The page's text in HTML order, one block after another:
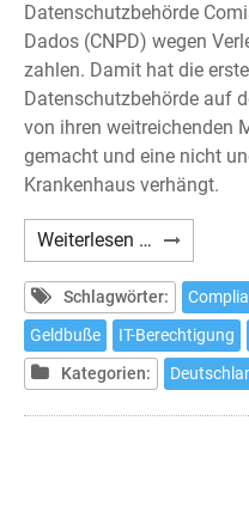
Datenschutzbehörde
Dados (CNPD) wegen
zahlen. Damit hat die
Datenschutzbehörde auf
von ihren weitreichenden
gemacht und eine nicht
Krankenhaus verhängt.
Weiterlesen … DSGVO-
Verstoß:
Erste
Geldbuße
gegen
Schlagwörter:
Geldbuße
IT-Berechtigung
Kategorien: